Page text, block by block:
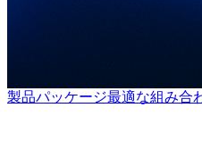
製品パッケージ最適な組み合